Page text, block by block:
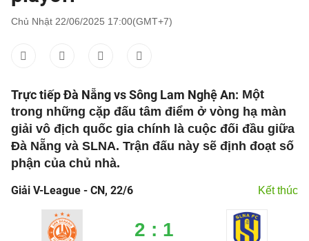
Chủ Nhật 22/06/2025 17:00(GMT+7)
Trực tiếp Đà Nẵng vs Sông Lam Nghệ An: Một
trong những cặp đấu tâm điểm ở vòng hạ màn
giải vô địch quốc gia chính là cuộc đối đầu giữa
Đà Nẵng và SLNA. Trận đấu này sẽ định đoạt số
phận của chủ nhà.
Giải V-League - CN, 22/6 Kết thúc
2 : 1